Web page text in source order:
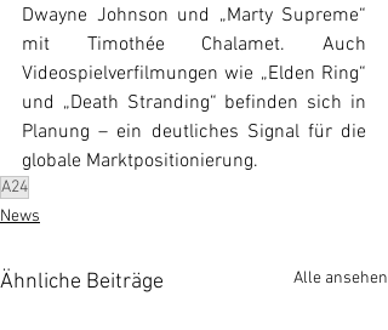
Dwayne Johnson und „Marty Supreme“
mit Timothée Chalamet. Auch
Videospielverfilmungen wie „Elden Ring“
und „Death Stranding“ befinden sich in
Planung – ein deutliches Signal für die
globale Marktpositionierung.
A24
News
Ähnliche Beiträge Alle ansehen